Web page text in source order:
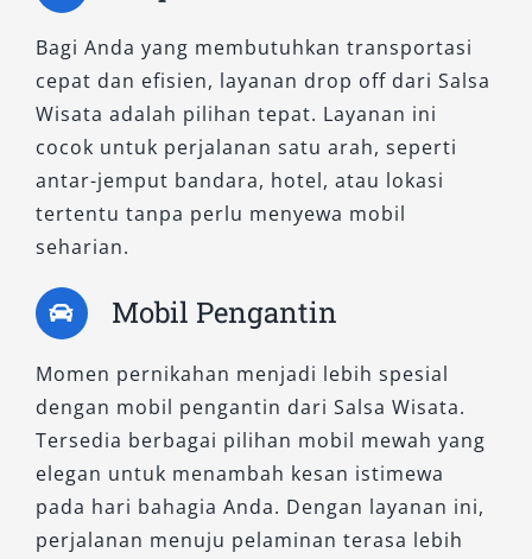
Bagi Anda yang membutuhkan transportasi
cepat dan efisien, layanan drop off dari Salsa
Wisata adalah pilihan tepat. Layanan ini
cocok untuk perjalanan satu arah, seperti
antar-jemput bandara, hotel, atau lokasi
tertentu tanpa perlu menyewa mobil
seharian.
Mobil Pengantin
Momen pernikahan menjadi lebih spesial
dengan mobil pengantin dari Salsa Wisata.
Tersedia berbagai pilihan mobil mewah yang
elegan untuk menambah kesan istimewa
pada hari bahagia Anda. Dengan layanan ini,
perjalanan menuju pelaminan terasa lebih